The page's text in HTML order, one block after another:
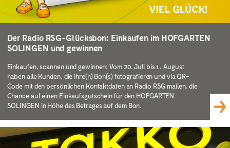
Der Radio RSG-Glücksbon: Einkaufen im HOFGARTEN
SOLINGEN und gewinnen
Einkaufen, scannen und gewinnen: Vom 20. Juli bis 1. August
haben alle Kunden, die ihre(n) Bon(s) fotografieren und via QR-
Code mit den persönlichen Kontaktdaten an Radio RSG mailen, die
Chance auf einen Einkaufsgutschein für den HOFGARTEN
SOLINGEN in Höhe des Betrages auf dem Bon.